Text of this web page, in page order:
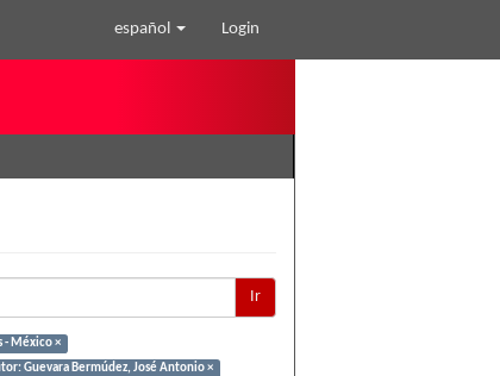
español Login
Ir
- México ×
Guevara Bermúdez, José Antonio ×